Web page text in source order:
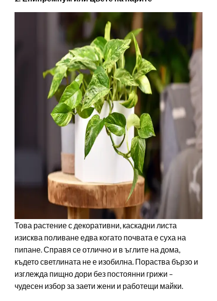
Това растение с декоративни, каскадни листа
изисква поливане едва когато почвата е суха на
пипане. Справя се отлично и в ъглите на дома,
където светлината не е изобилна. Пораства бързо и
изглежда пищно дори без постоянни грижи –
чудесен избор за заети жени и работещи майки.